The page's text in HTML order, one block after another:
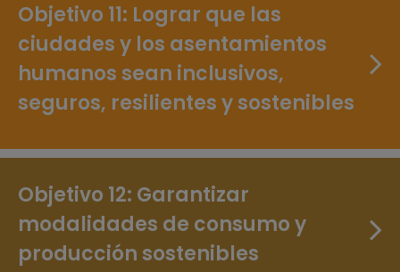
Objetivo 11: Lograr que las
ciudades y los asentamientos
humanos sean inclusivos,
seguros, resilientes y sostenibles
Objetivo 12: Garantizar
modalidades de consumo y
producción sostenibles